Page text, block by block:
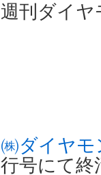
週刊ダイ
㈱ダイヤモ
行号にて終